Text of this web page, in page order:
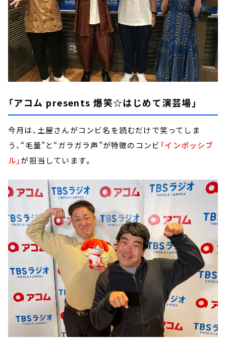
「アコム presents 爆笑☆はじめて演芸場」
今月は、土屋さんがコンビ名を読むだけで笑ってしま
う、“毛量”と“ガラガラ声”が特徴のコンビ 「インポッシブ
ル」が担当しています。